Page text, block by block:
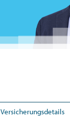
Versicherungsdetails